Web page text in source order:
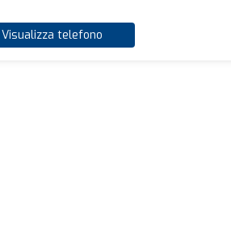
Visualizza telefono